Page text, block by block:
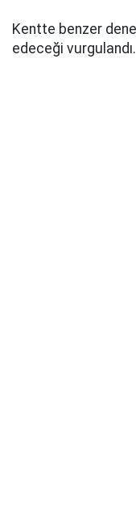
Kentte benzer
edeceği vurgulandı.